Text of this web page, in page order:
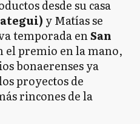
desde su casa
y Matías se
temporada enSan
el premio en la mano,
bonaerenses ya
proyectos de
rincones de la